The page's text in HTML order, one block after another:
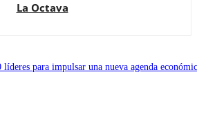
La Octava
líderes para impulsar una nueva agenda